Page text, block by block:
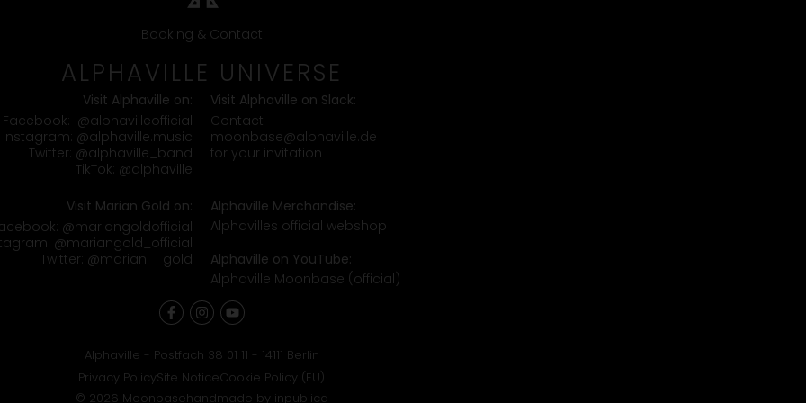
Booking & Contact
ALPHAVILLE UNIVERSE
Visit Alphaville on:
Facebook: @alphavilleofficial
Instagram: @alphaville.music
Twitter: @alphaville_band
TikTok: @alphaville
Visit Alphaville on Slack:
Contact
moonbase@alphaville.de
for your invitation
Visit Marian Gold on:
@mariangoldofficial
@mariangold_official
Twitter: @marian__gold
Alphaville Merchandise:
Alphavilles official webshop
Alphaville on YouTube:
Alphaville Moonbase (official)
Alphaville - Postfach 38 01 11 - 14111 Berlin
Privacy PolicySite NoticeCookie Policy (EU)
© 2026 Moonbasehandmade by inpublica